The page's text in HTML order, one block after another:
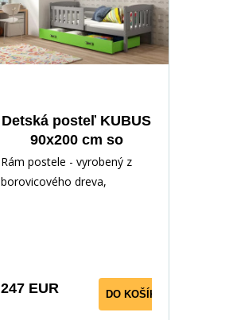
Detská posteľ KUBUS
90x200 cm so
zásuvkou, bez
matraca, Grafit/Zelená
Rám postele - vyrobený z
borovicového dreva,
247 EUR DO KOŠÍKA